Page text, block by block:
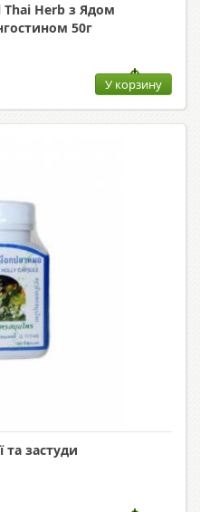
Herb з Ядом
50г
У корзину
та застуди